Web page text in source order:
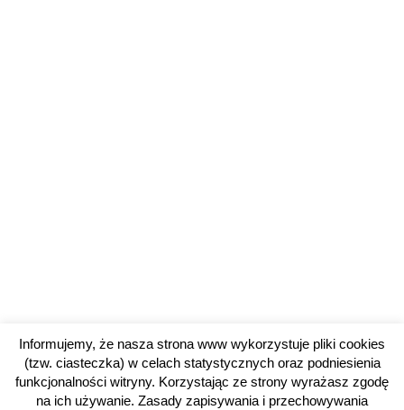
Informujemy, że nasza strona www wykorzystuje pliki cookies
(tzw. ciasteczka) w celach statystycznych oraz podniesienia
funkcjonalności witryny. Korzystając ze strony wyrażasz zgodę
na ich używanie. Zasady zapisywania i przechowywania